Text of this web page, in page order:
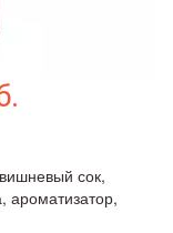
сок,
ароматизатор,